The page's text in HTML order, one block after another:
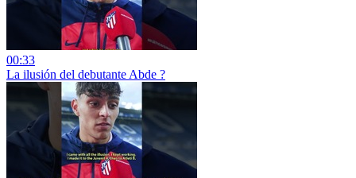
00:33
La ilusión del debutante Abde ?